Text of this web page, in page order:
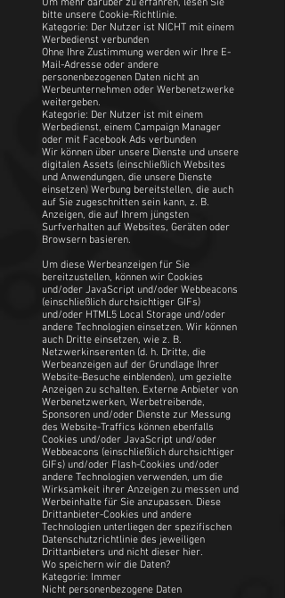
Um mehr darüber zu erfahren, lesen Sie
bitte unsere Cookie-Richtlinie.
Kategorie: Der Nutzer ist NICHT mit einem
Werbedienst verbunden
Ohne Ihre Zustimmung werden wir Ihre E-
Mail-Adresse oder andere
personenbezogenen Daten nicht an
Werbeunternehmen oder Werbenetzwerke
weitergeben.
Kategorie: Der Nutzer ist mit einem
Werbedienst, einem Campaign Manager
oder mit Facebook Ads verbunden
Wir können über unsere Dienste und unsere
digitalen Assets (einschließlich Websites
und Anwendungen, die unsere Dienste
einsetzen) Werbung bereitstellen, die auch
auf Sie zugeschnitten sein kann, z. B.
Anzeigen, die auf Ihrem jüngsten
Surfverhalten auf Websites, Geräten oder
Browsern basieren.
Um diese Werbeanzeigen für Sie
bereitzustellen, können wir Cookies
und/oder JavaScript und/oder Webbeacons
(einschließlich durchsichtiger GIFs)
und/oder HTML5 Local Storage und/oder
andere Technologien einsetzen. Wir können
auch Dritte einsetzen, wie z. B.
Netzwerkinserenten (d. h. Dritte, die
Werbeanzeigen auf der Grundlage Ihrer
Website-Besuche einblenden), um gezielte
Anzeigen zu schalten. Externe Anbieter von
Werbenetzwerken, Werbetreibende,
Sponsoren und/oder Dienste zur Messung
des Website-Traffics können ebenfalls
Cookies und/oder JavaScript und/oder
Webbeacons (einschließlich durchsichtiger
GIFs) und/oder Flash-Cookies und/oder
andere Technologien verwenden, um die
Wirksamkeit ihrer Anzeigen zu messen und
Werbeinhalte für Sie anzupassen. Diese
Drittanbieter-Cookies und andere
Technologien unterliegen der spezifischen
Datenschutzrichtlinie des jeweiligen
Drittanbieters und nicht dieser hier.
Wo speichern wir die Daten?
Kategorie: Immer
Nicht personenbezogene Daten